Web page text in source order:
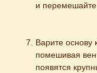
и
Варите основу
помешивая
появятся